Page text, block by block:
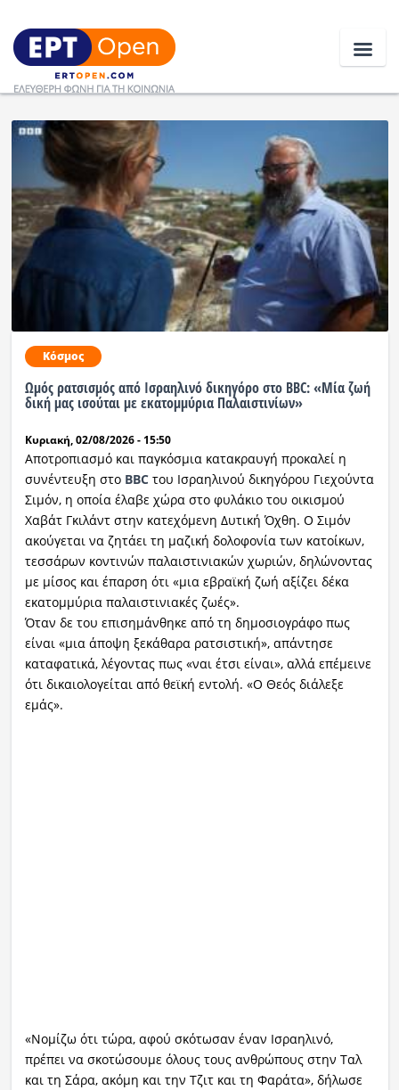
Ειδήσεις
Ελλάδα
Κοινωνία
Οικονομία
Κόσμος
Ραδιόφωνο LIVE
Εκπομπές
Πολιτισμός
Κόσμος
Ωμός ρατσισμός από Ισραηλινό δικηγόρο στο BBC: «Μία ζωή
δική μας ισούται με εκατομμύρια Παλαιστινίων»
Κυριακή, 02/08/2026 - 15:50
Αποτροπιασμό και παγκόσμια κατακραυγή προκαλεί η
συνέντευξη στο BBC του Ισραηλινού δικηγόρου Γιεχούντα
Σιμόν, η οποία έλαβε χώρα στο φυλάκιο του οικισμού
Χαβάτ Γκιλάντ στην κατεχόμενη Δυτική Όχθη. Ο Σιμόν
ακούγεται να ζητάει τη μαζική δολοφονία των κατοίκων,
τεσσάρων κοντινών παλαιστινιακών χωριών, δηλώνοντας
με μίσος και έπαρση ότι «μια εβραϊκή ζωή αξίζει δέκα
εκατομμύρια παλαιστινιακές ζωές».
Όταν δε του επισημάνθηκε από τη δημοσιογράφο πως
είναι «μια άποψη ξεκάθαρα ρατσιστική», απάντησε
καταφατικά, λέγοντας πως «ναι έτσι είναι», αλλά επέμεινε
ότι δικαιολογείται από θεϊκή εντολή. «Ο Θεός διάλεξε
εμάς».
«Νομίζω ότι τώρα, αφού σκότωσαν έναν Ισραηλινό,
πρέπει να σκοτώσουμε όλους τους ανθρώπους στην Ταλ
και τη Σάρα, ακόμη και την Τζιτ και τη Φαράτα», δήλωσε